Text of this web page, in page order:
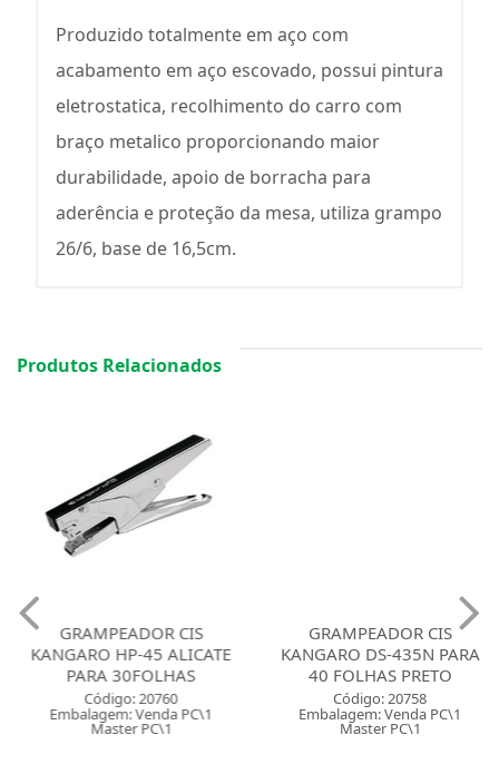
Produzido totalmente em aço com
acabamento em aço escovado, possui pintura
eletrostatica, recolhimento do carro com
braço metalico proporcionando maior
durabilidade, apoio de borracha para
aderência e proteção da mesa, utiliza grampo
26/6, base de 16,5cm.
Produtos Relacionados
GRAMPEADOR CIS
KANGARO HP-45 ALICATE
PARA 30FOLHAS
Código: 20760
Embalagem: Venda PC\1
Master PC\1
GRAMPEADOR CIS
KANGARO DS-435N PARA
40 FOLHAS PRETO
Código: 20758
Embalagem: Venda PC\1
Master PC\1